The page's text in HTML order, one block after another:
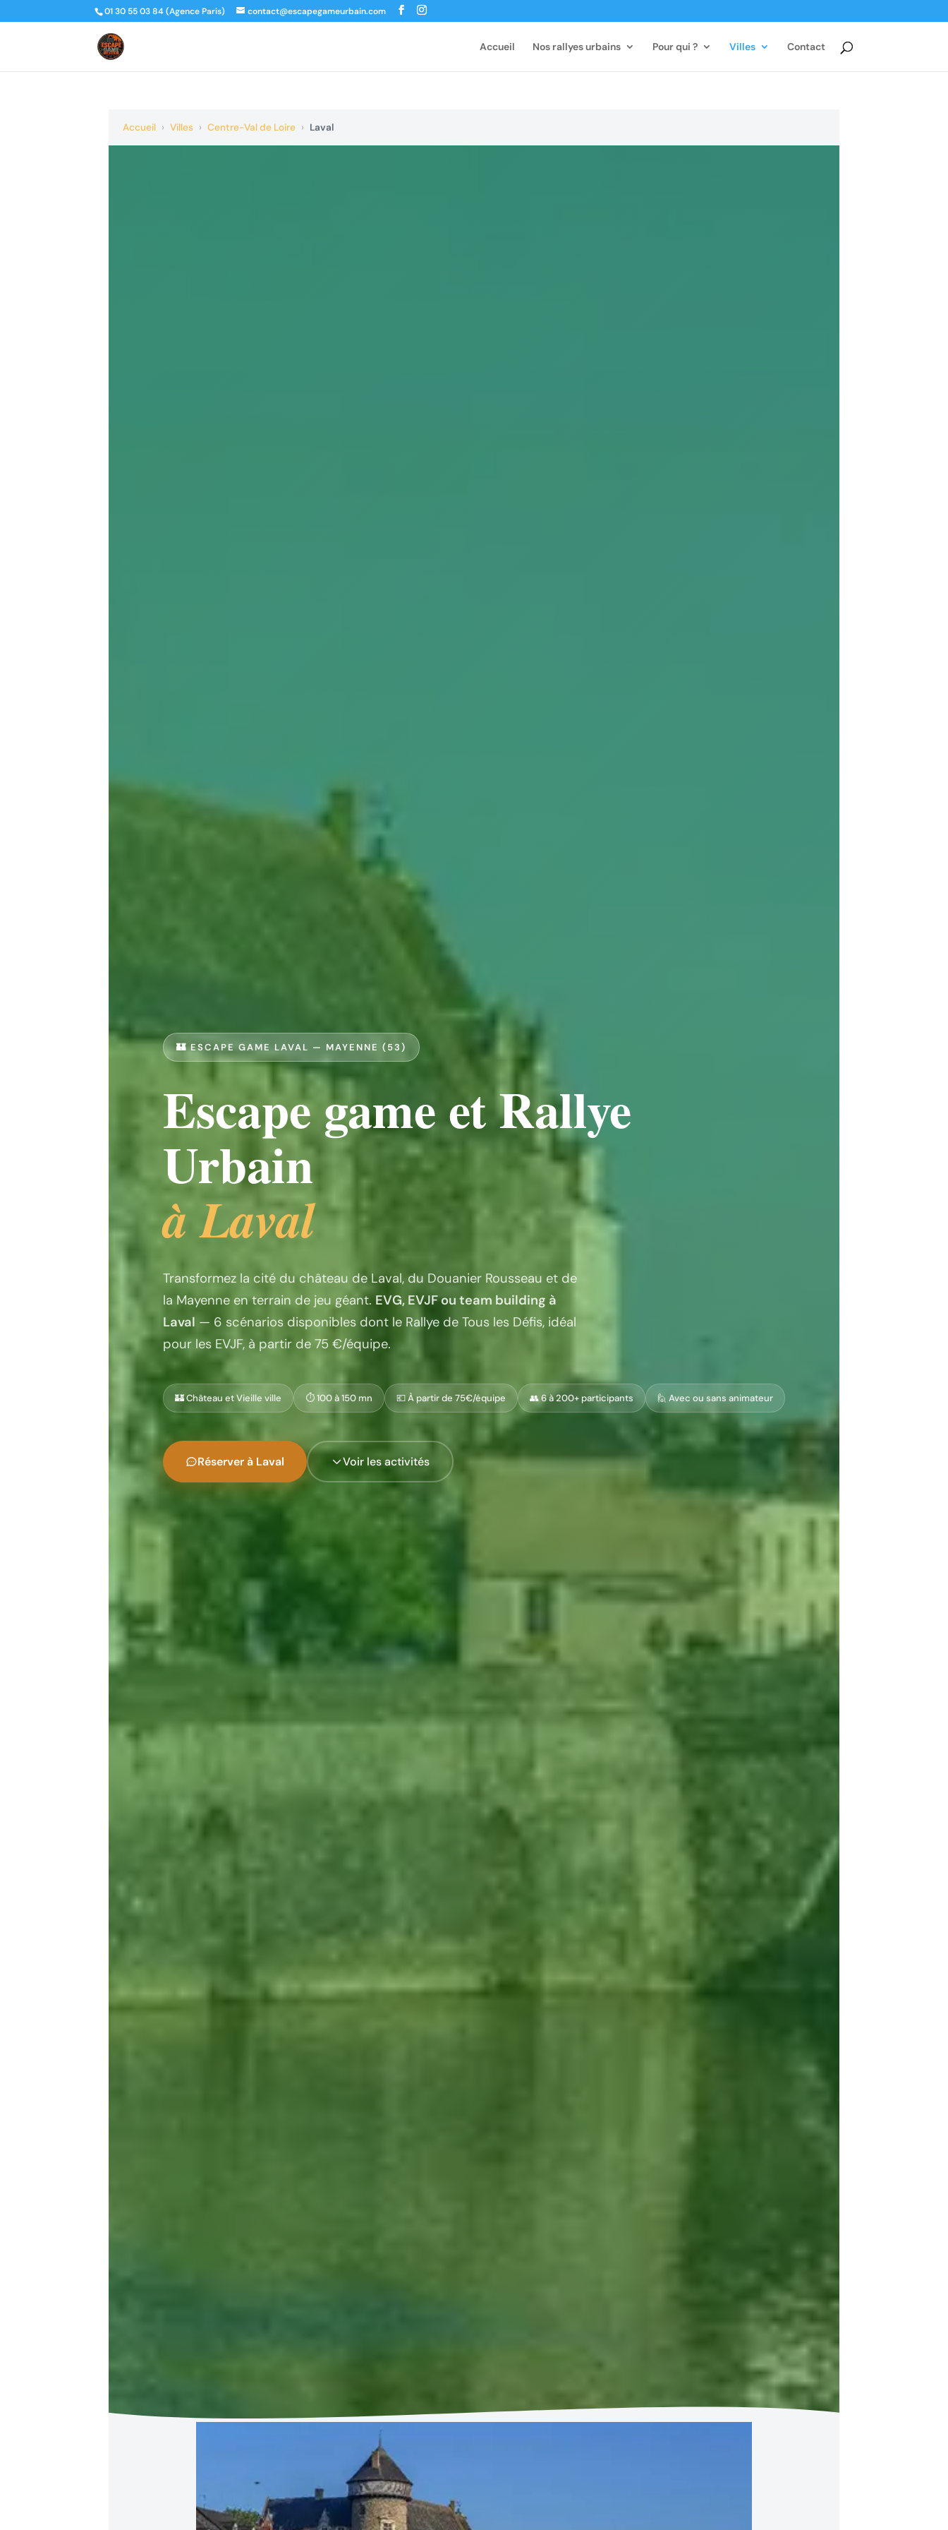
01 30 55 03 84 (Agence Paris) contact@escapegameurbain.com
Accueil Nos rallyes urbains Pour qui ? Villes Contact
Accueil › Villes › Centre-Val de Loire › Laval
🏰 ESCAPE GAME LAVAL — MAYENNE (53)
Escape game et Rallye
Urbain
à Laval
Transformez la cité du château de Laval, du Douanier Rousseau et de
la Mayenne en terrain de jeu géant. EVG, EVJF ou team building à
Laval — 6 scénarios disponibles dont le Rallye de Tous les Défis, idéal
pour les EVJF, à partir de 75 €/équipe.
🏰 Château et Vieille ville ⏱️ 100 à 150 mn 💶 À partir de 75€/équipe 👥 6 à 200+ participants 🙋 Avec ou sans animateur
Réserver à Laval Voir les activités